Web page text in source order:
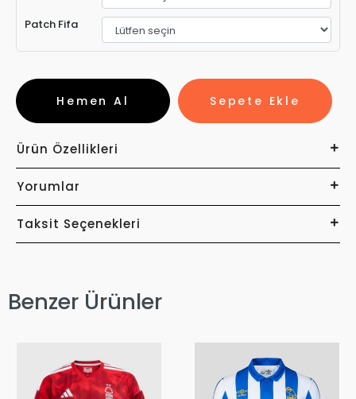
Patch Fifa
Sepete Ekle
Hemen Al
Ürün Özellikleri
Yorumlar
Taksit Seçenekleri
Benzer Ürünler